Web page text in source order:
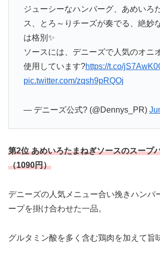
ジューシーなハンバーグ、あめいろ
ス、とろ～りチーズが奏でる、絶妙
は格別✨
ソースには、デニーズで人気のオニ
使用しています?https://t.co/
pic.twitter.com/zqsh9pRQOj
— デニーズ公式? (@Dennys_PR)
第2位 あめいろたまねぎソースのスープ
（1090円）
デニーズの人気メニュー合い挽きハンバ
ープを掛け合わせた一品。
グルタミン酸を多く含む鶏肉を加えて旨